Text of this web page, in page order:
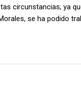
circunstancias; ya
se ha podido